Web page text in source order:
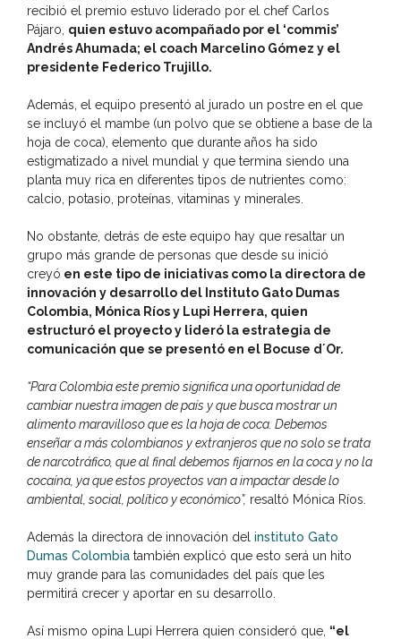
recibió el premio estuvo liderado por el chef Carlos
Pájaro, quien estuvo acompañado por el ‘commis’
Andrés Ahumada; el coach Marcelino Gómez y el
presidente Federico Trujillo.
Además, el equipo presentó al jurado un postre en el que
se incluyó el mambe (un polvo que se obtiene a base de la
hoja de coca), elemento que durante años ha sido
estigmatizado a nivel mundial y que termina siendo una
planta muy rica en diferentes tipos de nutrientes como:
calcio, potasio, proteínas, vitaminas y minerales.
No obstante, detrás de este equipo hay que resaltar un
grupo más grande de personas que desde su inició
creyó en este tipo de iniciativas como la directora de
innovación y desarrollo del Instituto Gato Dumas
Colombia, Mónica Ríos y Lupi Herrera, quien
estructuró el proyecto y lideró la estrategia de
comunicación que se presentó en el Bocuse d´Or.
“Para Colombia este premio significa una oportunidad de
cambiar nuestra imagen de país y que busca mostrar un
alimento maravilloso que es la hoja de coca. Debemos
enseñar a más colombianos y extranjeros que no solo se trata
de narcotráfico, que al final debemos fijarnos en la coca y no la
cocaína, ya que estos proyectos van a impactar desde lo
ambiental, social, político y económico”, resaltó Mónica Ríos.
Además la directora de innovación del instituto Gato
Dumas Colombia también explicó que esto será un hito
muy grande para las comunidades del país que les
permitirá crecer y aportar en su desarrollo.
Así mismo opina Lupi Herrera quien consideró que, “el